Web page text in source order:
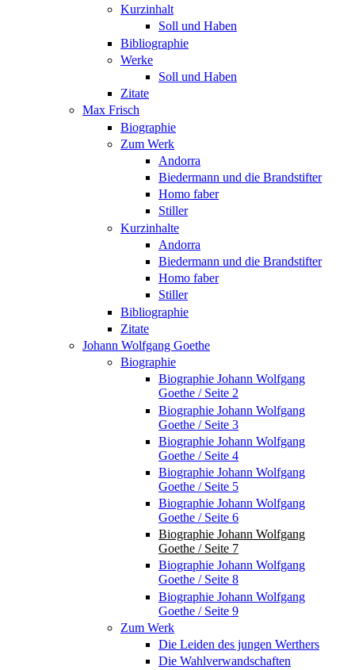
Kurzinhalt
Soll und Haben
Bibliographie
Werke
Soll und Haben
Zitate
Max Frisch
Biographie
Zum Werk
Andorra
Biedermann und die Brandstifter
Homo faber
Stiller
Kurzinhalte
Andorra
Biedermann und die Brandstifter
Homo faber
Stiller
Bibliographie
Zitate
Johann Wolfgang Goethe
Biographie
Biographie Johann Wolfgang
Goethe / Seite 2
Biographie Johann Wolfgang
Goethe / Seite 3
Biographie Johann Wolfgang
Goethe / Seite 4
Biographie Johann Wolfgang
Goethe / Seite 5
Biographie Johann Wolfgang
Goethe / Seite 6
Biographie Johann Wolfgang
Goethe / Seite 7
Biographie Johann Wolfgang
Goethe / Seite 8
Biographie Johann Wolfgang
Goethe / Seite 9
Zum Werk
Die Leiden des jungen Werthers
Die Wahlverwandschaften